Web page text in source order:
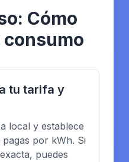
Cómo
tu tarifa y
local y establece
por kWh. Si
puedes